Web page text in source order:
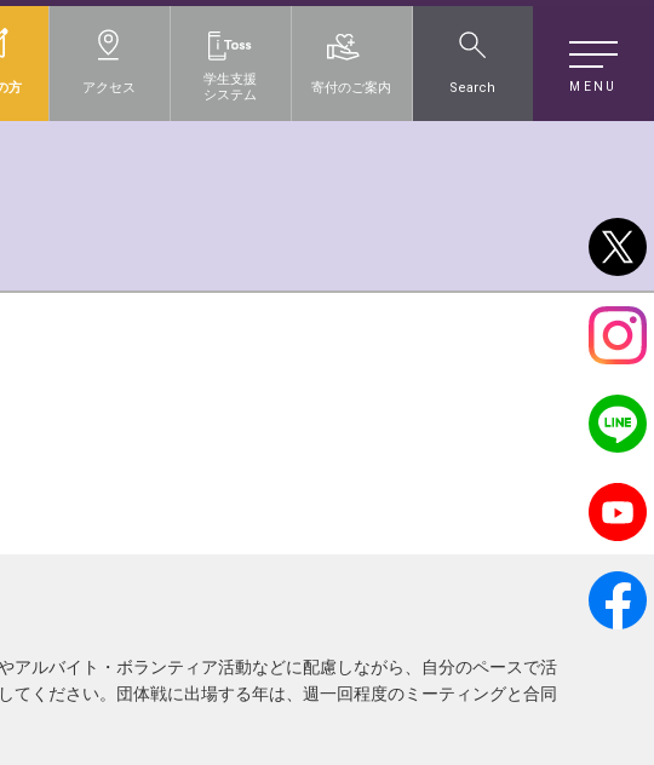
MENU
方 アクセス
学生支援
システム
寄付のご案内 Search
アルバイト・ボランティア活動などに配慮しながら、自分のペースで活
ください。団体戦に出場する年は、週一回程度のミーティングと合同